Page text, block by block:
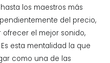
los maestros más
del precio,
ofrecer el mejor sonido,
esta mentalidad la que
como una de las